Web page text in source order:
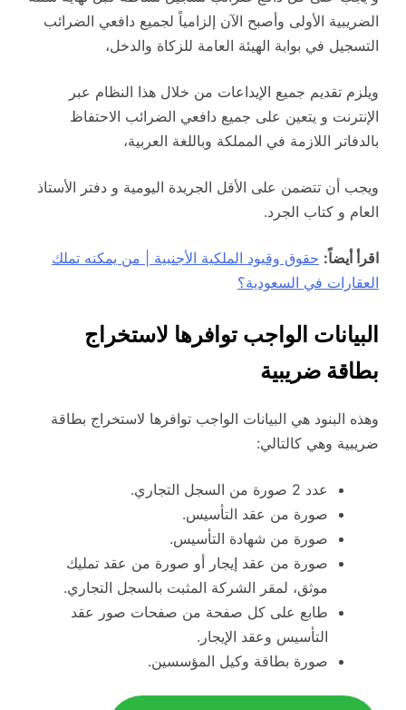
الضريبية الأولى وأصبح الآن إلزامياً لجميع دافعي الضرائب
التسجيل في بوابة الهيئة العامة للزكاة والدخل،
ويلزم تقديم جميع الإيداعات من خلال هذا النظام عبر
الإنترنت و يتعين على جميع دافعي الضرائب الاحتفاظ
بالدفاتر اللازمة في المملكة وباللغة العربية،
ويجب أن تتضمن على الأقل الجريدة اليومية و دفتر الأستاذ
العام و كتاب الجرد.
اقرأ أيضاً: حقوق وقيود الملكية الأجنبية | من يمكنه تملك
العقارات في السعودية؟
البيانات الواجب توافرها لاستخراج
بطاقة ضريبية
وهذه البنود هي البيانات الواجب توافرها لاستخراج بطاقة
ضريبية وهي كالتالي:
عدد 2 صورة من السجل التجاري.
صورة من عقد التأسيس.
صورة من شهادة التأسيس.
صورة من عقد إيجار أو صورة من عقد تمليك
موثق، لمقر الشركة المثبت بالسجل التجاري.
طابع على كل صفحة من صفحات صور عقد
التأسيس وعقد الإيجار.
صورة بطاقة وكيل المؤسسين.